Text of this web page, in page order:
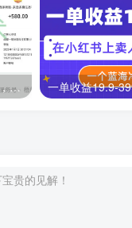
仅用手机就可以做的小项目，当天就能见钱，每天100-300